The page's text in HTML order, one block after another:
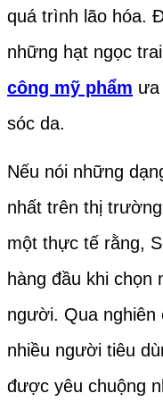
quá trình lão hóa.
những hạt ngọc
công mỹ phẩm ưa
sóc da.
Nếu nói những
nhất trên thị
một thực tế rằng,
hàng đầu khi chọn
người. Qua
nhiều người tiêu
được yêu chuộng